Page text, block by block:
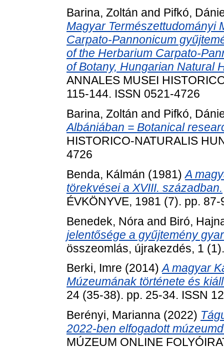
Barina, Zoltán and Pifkó,
Magyar Természettudományi
Carpato-Pannonicum
of the Herbarium Carpato-
of Botany, Hungarian Natural
ANNALES MUSEI
115-144. ISSN 0521-4726
Barina, Zoltán and Pifkó,
Albániában = Botanical
HISTORICO-NATURALIS
4726
Benda, Kálmán (1981)A
törekvései a XVIII. században.
ÉVKÖNYVE, 1981 (7). pp.
Benedek, Nóra and Biró,
jelentősége a gyűjtemény
összeomlás, újrakezdés, 1
Berki, Imre (2014)A magyar
Múzeumának története és
24 (35-38). pp. 25-34. ISSN
Berényi, Marianna (2022)
2022-ben elfogadott
MÚZEUM ONLINE